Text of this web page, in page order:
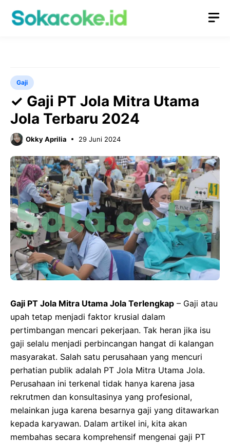
Gaji
✓ Gaji PT Jola Mitra Utama
Jola Terbaru 2024
Okky Aprilia 29 Juni 2024
Gaji PT Jola Mitra Utama Jola Terlengkap – Gaji atau
upah tetap menjadi faktor krusial dalam
pertimbangan mencari pekerjaan. Tak heran jika isu
gaji selalu menjadi perbincangan hangat di kalangan
masyarakat. Salah satu perusahaan yang mencuri
perhatian publik adalah PT Jola Mitra Utama Jola.
Perusahaan ini terkenal tidak hanya karena jasa
rekrutmen dan konsultasinya yang profesional,
melainkan juga karena besarnya gaji yang ditawarkan
kepada karyawan. Dalam artikel ini, kita akan
membahas secara komprehensif mengenai gaji PT